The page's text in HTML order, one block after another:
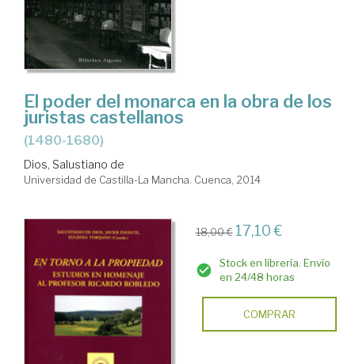
El poder del monarca en la obra de los
juristas castellanos
(1480-1680)
Dios, Salustiano de
Universidad de Castilla-La Mancha. Cuenca, 2014
18,00 € 17,10 €
Stock en librería. Envío
en 24/48 horas
COMPRAR